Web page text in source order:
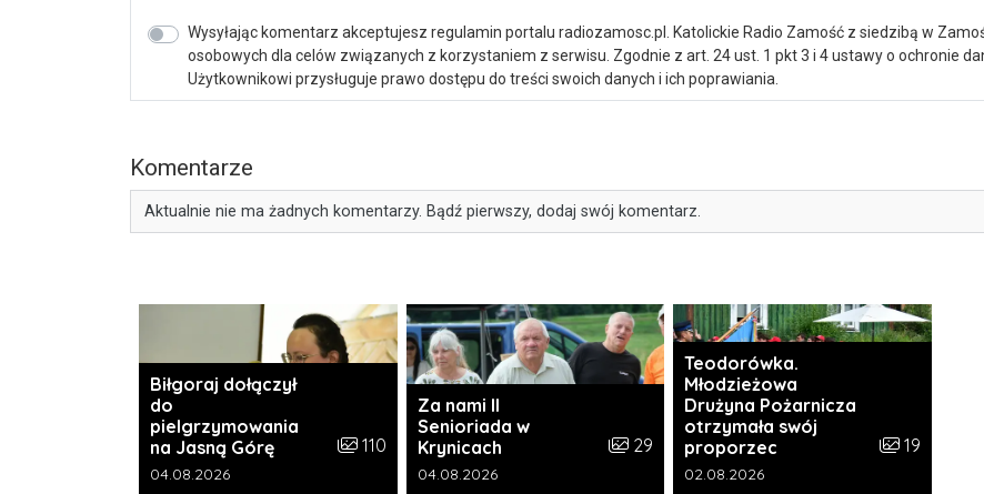
Wysyłając komentarz akceptujesz regulamin portalu radiozamosc.pl. Katolickie Radio Zamość z siedzibą w
osobowych dla celów związanych z korzystaniem z serwisu. Zgodnie z art. 24 ust. 1 pkt 3 i 4 ustawy o ochronie
Użytkownikowi przysługuje prawo dostępu do treści swoich danych i ich poprawiania.
Komentarze
Aktualnie nie ma żadnych komentarzy. Bądź pierwszy, dodaj swój komentarz.
Biłgoraj dołączył
do
pielgrzymowania
na Jasną Górę
Liczba zdjęć w galerii:
110
Data dodania galerii:
04.08.2026
Za nami II
Senioriada w
Krynicach
Liczba zdjęć w galerii:
29
Data dodania galerii:
04.08.2026
Teodorówka.
Młodzieżowa
Drużyna Pożarnicza
otrzymała swój
proporzec
Liczba zdjęć
19
Data dodania galerii:
02.08.2026